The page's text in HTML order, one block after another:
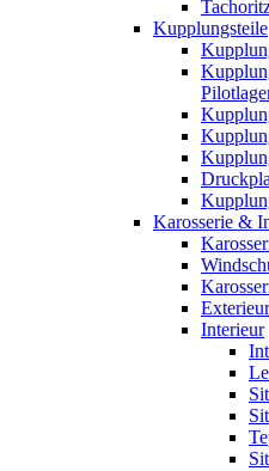
Kupplungsteile
Karosserie &
Exterieur
Interieur